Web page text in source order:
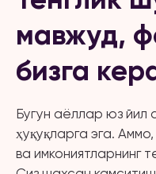
мавжуд,
бизга
Бугун аёллар юз йил
ҳуқуқларга эга.
ва имкониятларнинг